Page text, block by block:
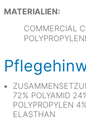
MATERIALIEN:
COMMERCIAL
72% POLYAMID
POLYPROPYLEN
ELASTHAN